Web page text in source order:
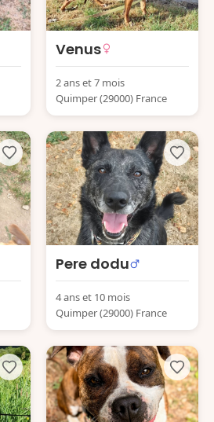
Venus
2 ans et 7 mois
Quimper (29000) France
Pere dodu
4 ans et 10 mois
Quimper (29000) France